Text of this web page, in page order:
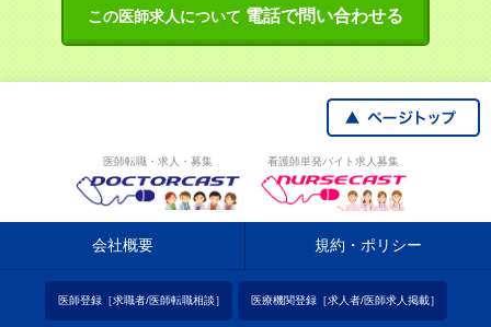
この医師求人について 電話で問い合わせる
医師転職・求人・募集 看護師単発バイト求人募集
会社概要 規約・ポリシー
医師登録［求職者/医師転職相談］ 医療機関登録［求人者/医師求人掲載］